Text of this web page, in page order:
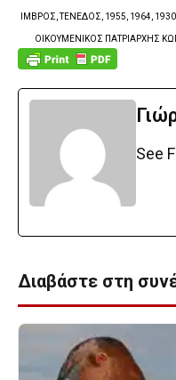
ΙΜΒΡΟΣ, ΤΕΝΕΔΟΣ, 1955, 1964,
ΟΙΚΟΥΜΕΝΙΚΟΣ ΠΑΤΡΙΑΡΧΗΣ
See
Διαβάστε στη